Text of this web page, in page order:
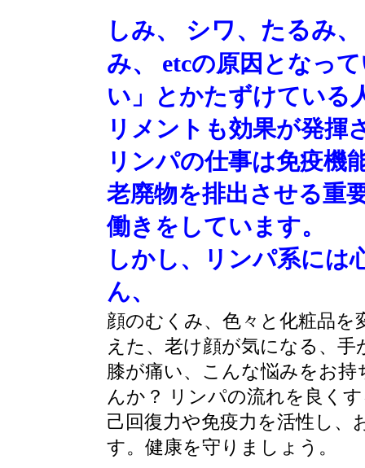
しみ、
シワ、たるみ、
み、
etcの原因となっ
い」とかたずけている
リメントも効果が発揮
リンパの仕事は免疫機
老廃物を排出させる重
働きをしています。
しかし、リンパ系には
ん、
顔のむくみ、色々と化粧品
えた、老け顔が気になる、
膝が痛い、こんな悩みをお
んか？
リンパの流れを良く
己回復力や免疫力を活性し、
す。健康を守りましょう。